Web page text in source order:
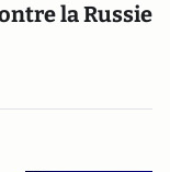
la Russie